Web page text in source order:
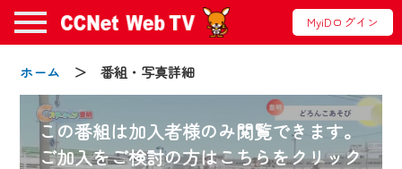
MyiDログイン
ホーム ＞ 番組・写真詳細
この番組は加入者様のみ閲覧できます。
ご加入をご検討の方はこちらをクリック